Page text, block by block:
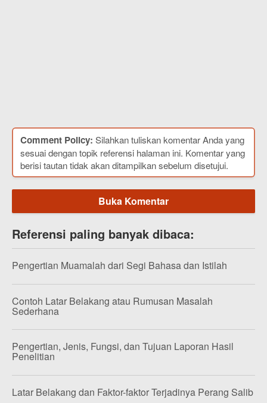
Comment Policy: Silahkan tuliskan komentar Anda yang
sesuai dengan topik referensi halaman ini. Komentar yang
berisi tautan tidak akan ditampilkan sebelum disetujui.
Buka Komentar
Referensi paling banyak dibaca:
Pengertian Muamalah dari Segi Bahasa dan Istilah
Contoh Latar Belakang atau Rumusan Masalah
Sederhana
Pengertian, Jenis, Fungsi, dan Tujuan Laporan Hasil
Penelitian
Latar Belakang dan Faktor-faktor Terjadinya Perang Salib